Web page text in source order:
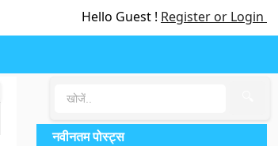
Hello Guest ! Register or Login
नवीनतम पोस्ट्स